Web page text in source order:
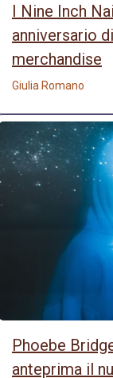
I Nine Inch
anniversario
merchandise
Giulia Romano
Phoebe
anteprima il